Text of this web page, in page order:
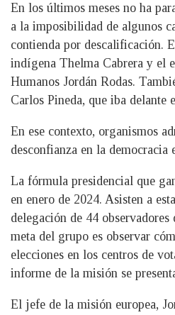
En los últimos meses no ha
a la imposibilidad de algunos
contienda por descalificación.
indígena Thelma Cabrera y el
Humanos Jordán Rodas.
Carlos Pineda, que iba delante
En ese contexto, organismos
desconfianza en la democracia
La fórmula presidencial que
en enero de 2024. Asisten a
delegación de 44
meta del grupo es observar
elecciones en los centros de
informe de la misión se
El jefe de la misión europea,